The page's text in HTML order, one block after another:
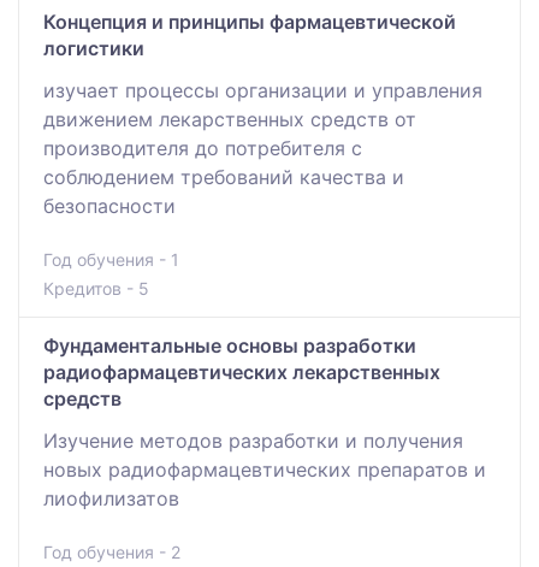
Концепция и принципы фармацевтической
логистики
изучает процессы организации и управления
движением лекарственных средств от
производителя до потребителя с
соблюдением требований качества и
безопасности
Год обучения - 1
Кредитов - 5
Фундаментальные основы разработки
радиофармацевтических лекарственных
средств
Изучение методов разработки и получения
новых радиофармацевтических препаратов и
лиофилизатов
Год обучения - 2